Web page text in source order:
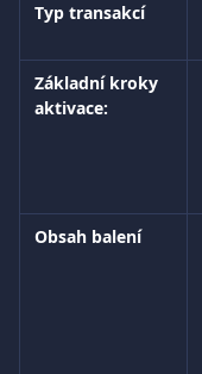
Typ transakcí
Základní kroky
aktivace:
Obsah balení